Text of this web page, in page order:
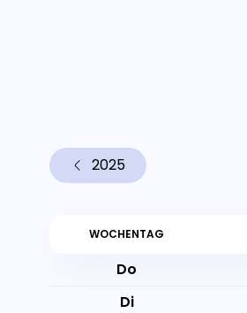
2025
WOCHENTAG
Do
Di